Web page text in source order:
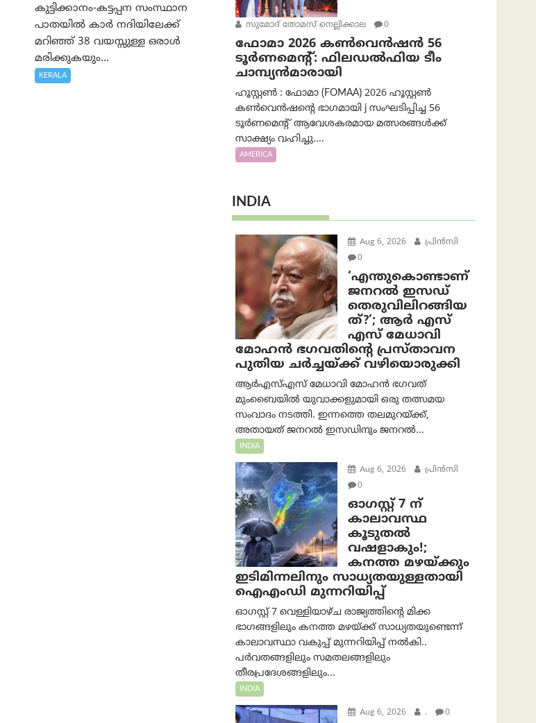
കുട്ടിക്കാനം-കട്ടപ്പന സംസ്ഥാന
പാതയിൽ കാർ നദിയിലേക്ക്
മറിഞ്ഞ് 38 വയസ്സുള്ള ഒരാൾ
മരിക്കുകയും...
KERALA
സുമോദ് തോമസ് നെല്ലിക്കാല 0
ഫോമാ 2026 കൺവെൻഷൻ 56
ടൂർണമെന്റ്: ഫിലഡൽഫിയ ടീം
ചാമ്പ്യൻമാരായി
ഹൂസ്റ്റൺ : ഫോമാ (FOMAA) 2026 ഹൂസ്റ്റൺ
കൺവെൻഷന്റെ ഭാഗമായി j സംഘടിപ്പിച്ച 56
ടൂർണമെന്റ് ആവേശകരമായ മത്സരങ്ങൾക്ക്
സാക്ഷ്യം വഹിച്ചു....
AMERICA
INDIA
Aug 6, 2026
പ്രിന്‍സി
0
‘എന്തുകൊണ്ടാണ്
ജനറൽ ഇസഡ്
തെരുവിലിറങ്ങിയ
ത്?’; ആര്‍ എസ്
എസ് മേധാവി
മോഹൻ ഭഗവതിന്റെ പ്രസ്താവന
പുതിയ ചര്‍ച്ചയ്ക്ക് വഴിയൊരുക്കി
ആർ‌എസ്‌എസ് മേധാവി മോഹൻ ഭഗവത്
മുംബൈയിൽ യുവാക്കളുമായി ഒരു തത്സമയ
സംവാദം നടത്തി. ഇന്നത്തെ തലമുറയ്ക്ക്,
അതായത് ജനറൽ ഇസഡിനും ജനറൽ...
INDIA
Aug 6, 2026
പ്രിന്‍സി
0
ഓഗസ്റ്റ് 7 ന്
കാലാവസ്ഥ
കൂടുതൽ
വഷളാകും!;
കനത്ത മഴയ്ക്കും
ഇടിമിന്നലിനും സാധ്യതയുള്ളതായി
ഐഎംഡി മുന്നറിയിപ്പ്
ഓഗസ്റ്റ് 7 വെള്ളിയാഴ്ച രാജ്യത്തിന്റെ മിക്ക
ഭാഗങ്ങളിലും കനത്ത മഴയ്ക്ക് സാധ്യതയുണ്ടെന്ന്
കാലാവസ്ഥാ വകുപ്പ് മുന്നറിയിപ്പ് നൽകി..
പർവതങ്ങളിലും സമതലങ്ങളിലും
തീരപ്രദേശങ്ങളിലും...
INDIA
Aug 6, 2026 . 0